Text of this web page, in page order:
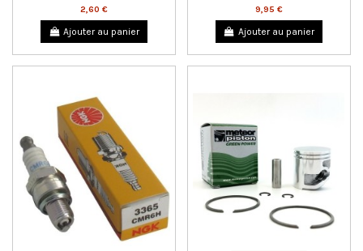
2,60 €
Ajouter au panier
9,95 €
Ajouter au panier